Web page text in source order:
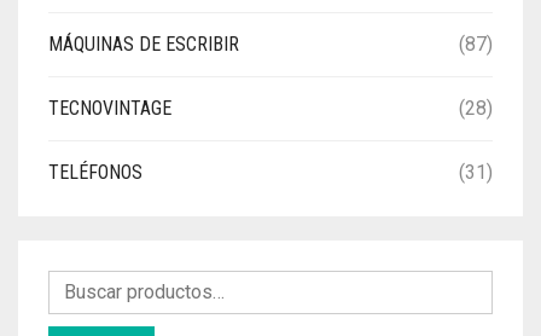
MÁQUINAS DE ESCRIBIR (87)
TECNOVINTAGE (28)
TELÉFONOS (31)